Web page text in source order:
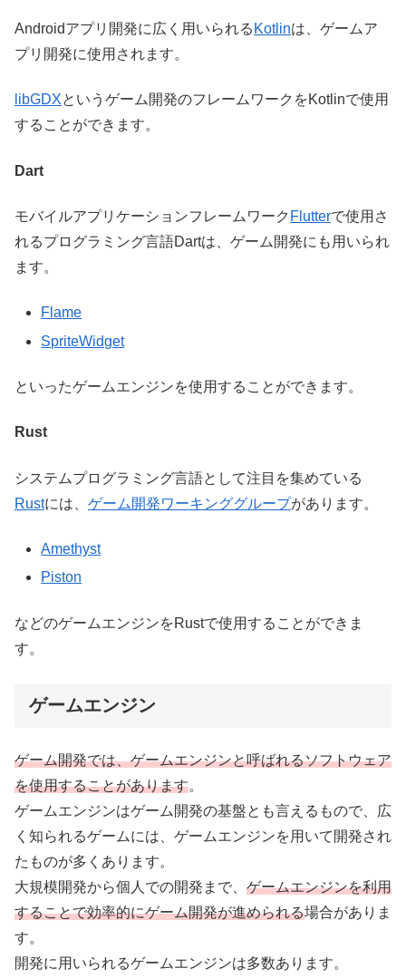
Androidアプリ開発に広く用いられる Kotlinは、ゲームア
プリ開発に使用されます。
libGDXというゲーム開発のフレームワークをKotlinで使用
することができます。
Dart
モバイルアプリケーションフレームワーク Flutterで使用さ
れるプログラミング言語Dartは、ゲーム開発にも用いられ
ます。
Flame
SpriteWidget
といったゲームエンジンを使用することができます。
Rust
システムプログラミング言語として注目を集めている
Rustには、 ゲーム開発ワーキンググループがあります。
Amethyst
Piston
などのゲームエンジンをRustで使用することができま
す。
ゲームエンジン
ゲーム開発では、ゲームエンジンと呼ばれるソフトウェア
を使用することがあります。
ゲームエンジンはゲーム開発の基盤とも言えるもので、広
く知られるゲームには、ゲームエンジンを用いて開発され
たものが多くあります。
大規模開発から個人での開発まで、 ゲームエンジンを利用
することで効率的にゲーム開発が進められる場合がありま
す。
開発に用いられるゲームエンジンは多数あります。